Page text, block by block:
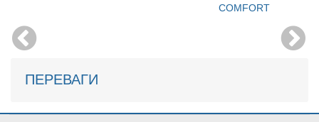
COMFORT
ПЕРЕВАГИ